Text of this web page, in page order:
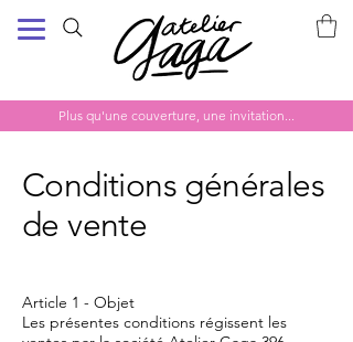
Plus qu'une couverture, une invitation...
Conditions générales
de vente
Article 1 - Objet
Les présentes conditions régissent les